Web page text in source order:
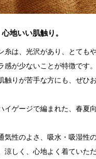
地いい肌触り。
糸は、光沢があり、とても
感が少ないことが特徴です。
触りが苦手な方にも、ぜひ
イゲージで編まれた、春夏
気性のよさ、吸水・吸湿性
涼しく、心地よく着ていただ